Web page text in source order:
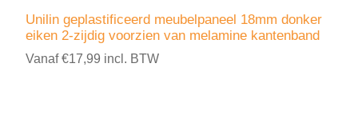
Unilin geplastificeerd meubelpaneel 18mm donker
eiken 2-zijdig voorzien van melamine kantenband
Vanaf €17,99 incl. BTW